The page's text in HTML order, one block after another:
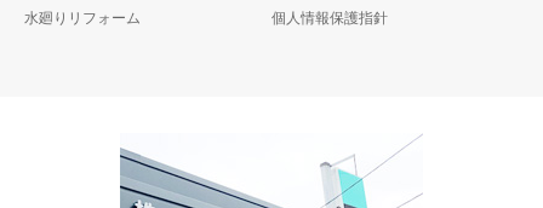
水廻りリフォーム 個人情報保護指針